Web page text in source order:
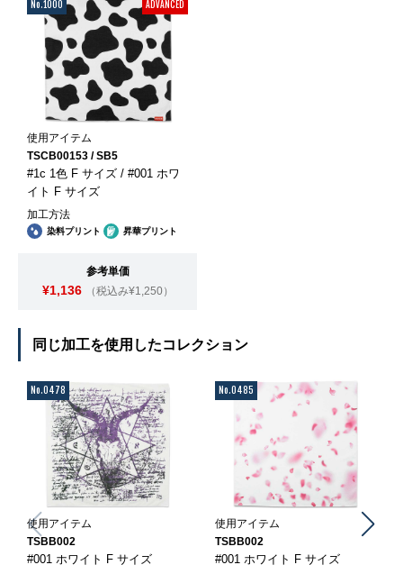
No.1000 ADVANCED
使用アイテム
TSCB00153 / SB5
#1c 1色 F サイズ / #001 ホワ
イト F サイズ
加工方法
染料プリント 昇華プリント
参考単価
¥1,136 （税込み¥1,250）
同じ加工を使用したコレクション
No.0478
使用アイテム
TSBB002
#001 ホワイト F サイズ
No.0485
使用アイテム
TSBB002
#001 ホワイト F サイズ